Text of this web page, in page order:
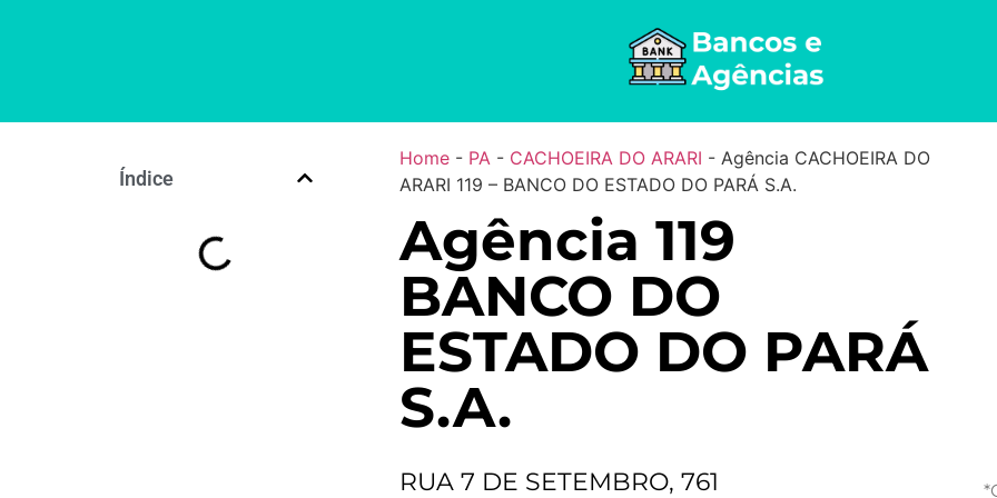
Índice
Home- PA - CACHOEIRA DO ARARI - Agência CACHOEIRA DO
ARARI 119 – BANCO DO ESTADO DO PARÁ S.A.
Agência 119
BANCO DO
ESTADO DO PARÁ
S.A.
RUA 7 DE SETEMBRO, 761